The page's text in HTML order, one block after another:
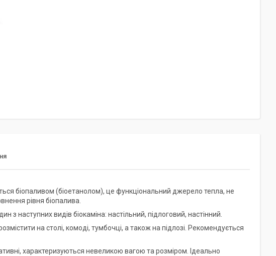
біопаливом (біоетанолом), це функціональний джерело тепла, не
рівня біопалива.
наступних видів біокаміна: настільний, підлоговий, настінний.
на столі, комоді, тумбочці, а також на підлозі. Рекомендується
характеризуються невеликою вагою та розміром. Ідеально